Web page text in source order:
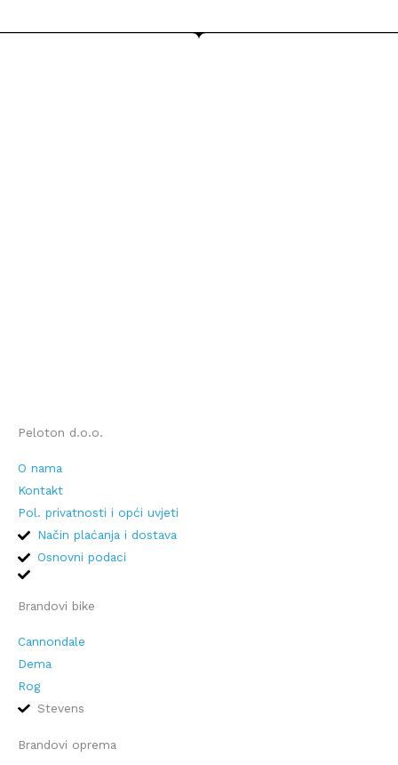
Peloton d.o.o.
O nama
Kontakt
Pol. privatnosti i opći uvjeti
Način plaćanja i dostava
Osnovni podaci
Brandovi bike
Cannondale
Dema
Rog
Stevens
Brandovi oprema